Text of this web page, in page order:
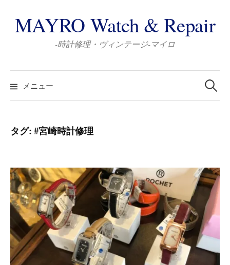
ン
テ
ス
キ
プ
MAYRO Watch & Repair
-時計修理・ヴィンテージ-マイロ
メニュー
検
索:
タグ:#宮崎時計修理